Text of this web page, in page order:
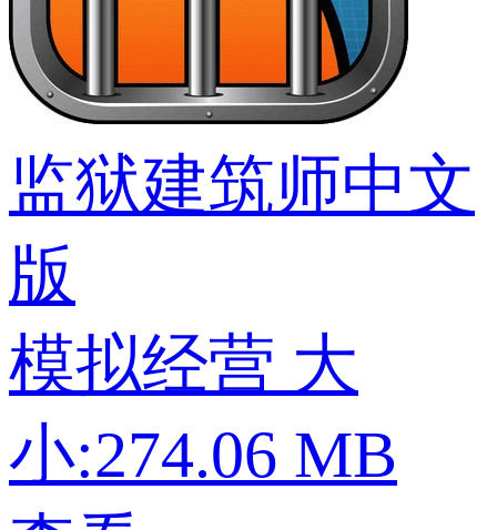
监狱建筑师中文
版
模拟经营 大
小:274.06 MB